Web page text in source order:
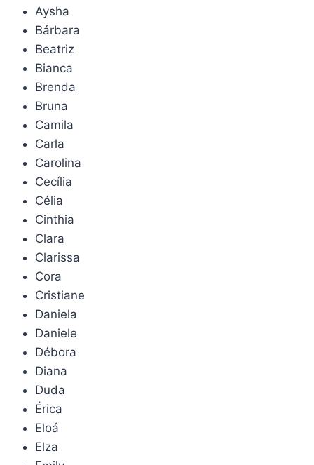
Aysha
Bárbara
Beatriz
Bianca
Brenda
Bruna
Camila
Carla
Carolina
Cecília
Célia
Cinthia
Clara
Clarissa
Cora
Cristiane
Daniela
Daniele
Débora
Diana
Duda
Érica
Eloá
Elza